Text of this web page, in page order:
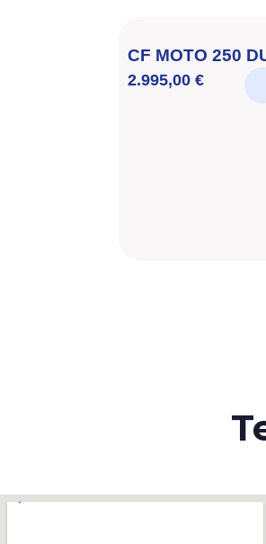
CF MOTO 250
2.995,00 €